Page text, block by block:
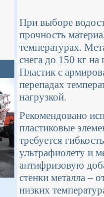
При выборе
прочность
температурах.
снега до 150 кг
Пластик с
перепадах
нагрузкой.
Рекомендовано
пластиковые
требуется
ультрафиолету и
антифризовую
стенки металла –
низких